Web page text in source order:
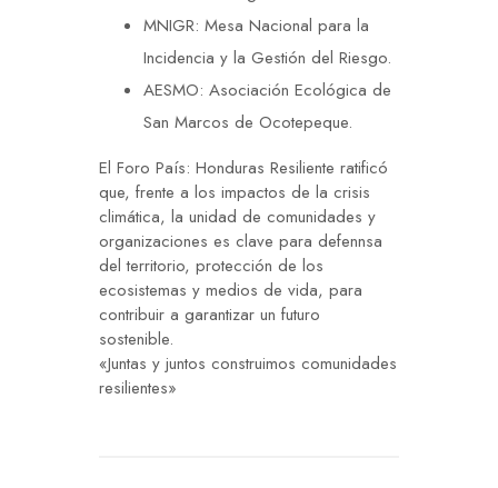
MNIGR: Mesa Nacional para la
Incidencia y la Gestión del Riesgo.
AESMO: Asociación Ecológica de
San Marcos de Ocotepeque.
El Foro País: Honduras Resiliente ratificó
que, frente a los impactos de la crisis
climática, la unidad de comunidades y
organizaciones es clave para defennsa
del territorio, protección de los
ecosistemas y medios de vida, para
contribuir a garantizar un futuro
sostenible.
«Juntas y juntos construimos comunidades
resilientes»